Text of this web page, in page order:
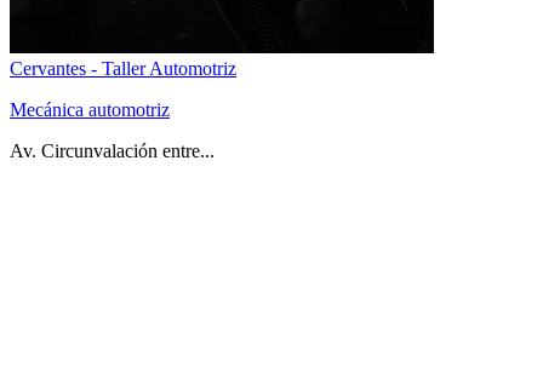
Cervantes - Taller Automotriz
Mecánica automotriz
Av. Circunvalación entre...